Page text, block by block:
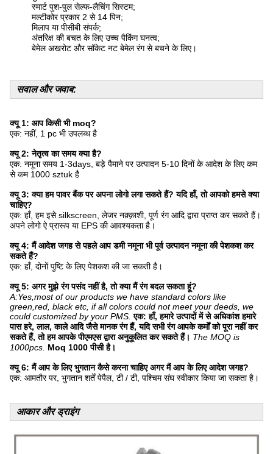
स्मार्ट पुश-पुल सेल्फ-लैचिंग सिस्टम;
मल्टीकोर प्रकार 2 से 14 पिन;
मिलाप या पीसीबी संपर्क;
अंतरिक्ष की बचत के लिए उच्च पैकिंग घनत्व;
बेमेल अखरोट और सॉकेट नट बेमेल रंग से बचने के लिए।
सवाल और जवाब:
क्यू 1: आप किसी भी moq?
एक: नहीं, 1 pc भी उपलब्ध है
क्यू 2: नेतृत्व का समय क्या है?
एक: नमूना समय 1-3days, बड़े पैमाने पर उत्पादन 5-10 दिनों के आदेश के लिए कम
से कम 1000 sztuk है
क्यू 3: क्या हम पावर बैंक पर अपना लोगो लगा सकते हैं? यदि हाँ, तो आपको हमसे क्या
चाहिए?
एक: हाँ, हम इसे silkscreen, लेजर नक़्क़ाशी, पूर्ण रंग आदि द्वारा प्राप्त कर सकते हैं।
अपने लोगो ऐ प्रारूप या EPS की आवश्यकता है।
क्यू 4: मैं आदेश जगह से पहले आप डमी नमूना भी पूर्व उत्पादन नमूना की पेशकश कर
सकते हैं?
एक: हाँ, दोनों पुष्टि के लिए पेशकश की जा सकती है।
क्यू 5: अगर मुझे रंग पसंद नहीं है, तो क्या मैं रंग बदल सकता हूं?
A:Yes,most of our products we have standard colors like
green,red, black etc, if all colors could not meet your deeds, we
could customized by your PMS. एक: हाँ, हमारे उत्पादों में से अधिकांश हमारे
पास हरे, लाल, काले आदि जैसे मानक रंग हैं, यदि सभी रंग आपके कर्मों को पूरा नहीं कर
सकते हैं, तो हम आपके पीएमएस द्वारा अनुकूलित कर सकते हैं। The MOQ is
1000pcs. Moq 1000 पीसी है।
क्यू 6: मैं आप के लिए भुगतान कैसे करना चाहिए अगर मैं आप के लिए आदेश जगह?
एक: आमतौर पर, भुगतान शर्तें पेपैल, टी / टी, पश्चिम संघ स्वीकार किया जा सकता है।
आकार और ड्राइंग